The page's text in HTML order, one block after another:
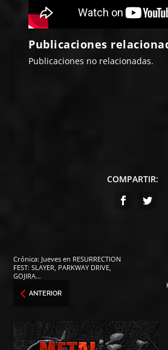
Publicaciones
Publicaciones no relacionadas.
COMPARTIR:
Crónica: Jueves en RESURRECTION
FEST: SLAYER, PARKWAY DRIVE,
GOJIRA…
ANTERIOR